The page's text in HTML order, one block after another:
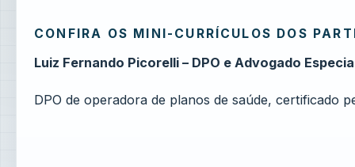
CONFIRA OS MINI-CURRÍCULOS DOS
Luiz Fernando Picorelli – DPO e Advogado
DPO de operadora de planos de saúde, certificado